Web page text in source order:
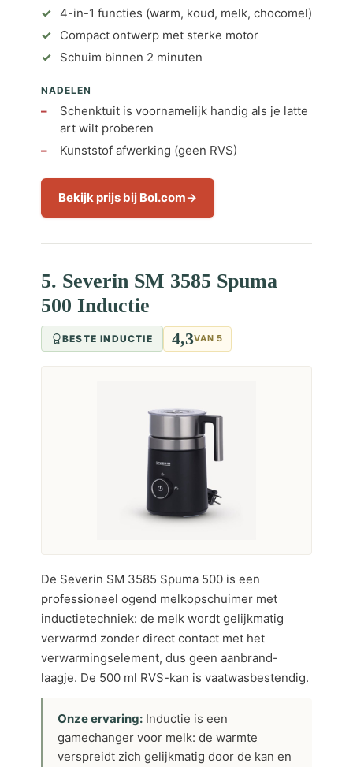
4-in-1 functies (warm, koud, melk, chocomel)
Compact ontwerp met sterke motor
Schuim binnen 2 minuten
NADELEN
Schenktuit is voornamelijk handig als je latte
art wilt proberen
Kunststof afwerking (geen RVS)
Bekijk prijs bij Bol.com
5. Severin SM 3585 Spuma
500 Inductie
BESTE INDUCTIE 4,3VAN 5
De Severin SM 3585 Spuma 500 is een
professioneel ogend melkopschuimer met
inductietechniek: de melk wordt gelijkmatig
verwarmd zonder direct contact met het
verwarmingselement, dus geen aanbrand-
laagje. De 500 ml RVS-kan is vaatwasbestendig.
Onze ervaring: Inductie is een
gamechanger voor melk: de warmte
verspreidt zich gelijkmatig door de kan en